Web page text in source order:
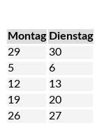
Montag Dienstag
29
30
5
6
12
13
19
20
26
27